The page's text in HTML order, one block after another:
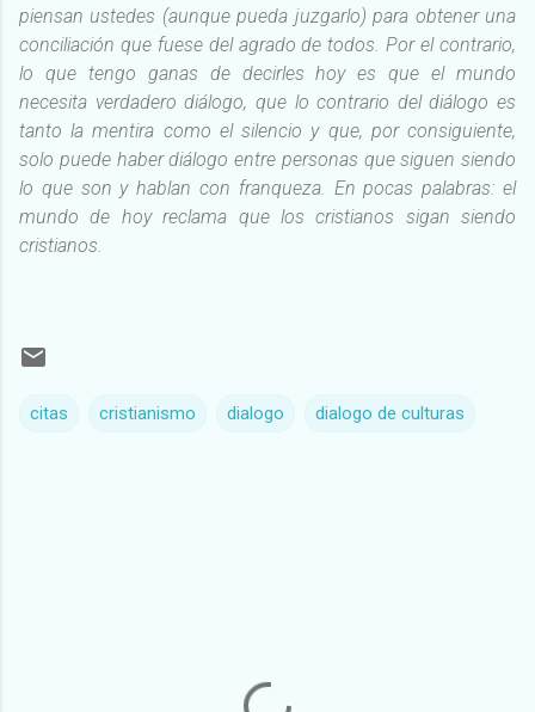
piensan ustedes (aunque pueda juzgarlo) para obtener una
conciliación que fuese del agrado de todos. Por el contrario,
lo que tengo ganas de decirles hoy es que el mundo
necesita verdadero diálogo, que lo contrario del diálogo es
tanto la mentira como el silencio y que, por consiguiente,
solo puede haber diálogo entre personas que siguen siendo
lo que son y hablan con franqueza. En pocas palabras: el
mundo de hoy reclama que los cristianos sigan siendo
cristianos.
citas cristianismo dialogo dialogo de culturas